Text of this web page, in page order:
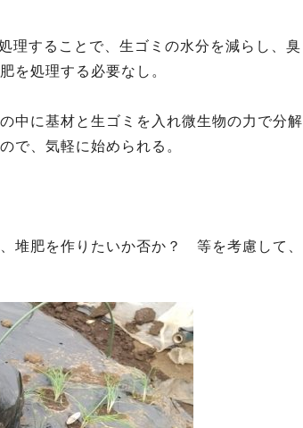
理することで、生ゴミの水分を減らし、臭
を処理する必要なし。
中に基材と生ゴミを入れ微生物の力で分解
で、気軽に始められる。
堆肥を作りたいか否か？ 等を考慮して、